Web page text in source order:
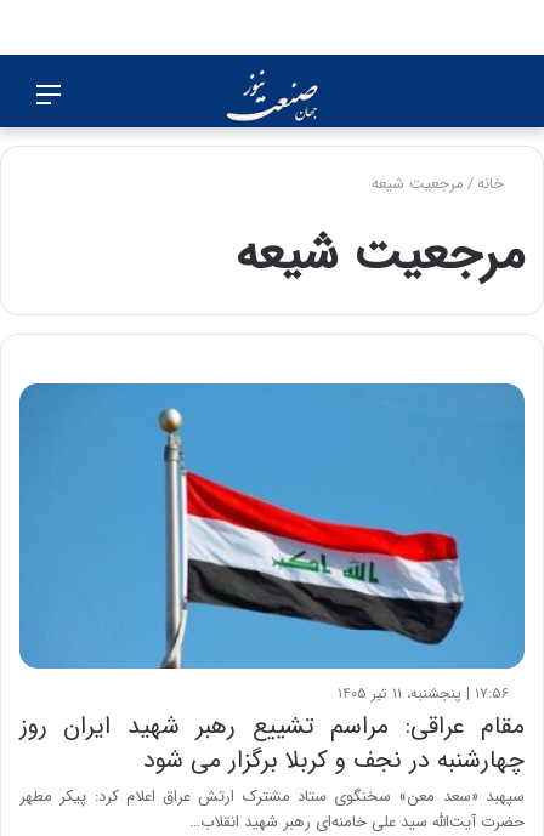
برای
خانه/مرجعیت شیعه
مرجعیت شیعه
۱۷:۵۶ | پنجشنبه، ۱۱ تیر ۱۴۰۵
مقام عراقی: مراسم تشییع رهبر شهید ایران روز
چهارشنبه در نجف و کربلا برگزار می شود
سپهبد «سعد معن» سخنگوی ستاد مشترک ارتش عراق اعلام کرد: پیکر مطهر
حضرت‌ آیت‌الله سید علی خامنه‌ای رهبر شهید انقلاب…